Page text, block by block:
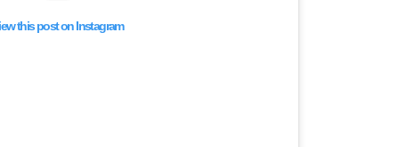
this post on Instagram